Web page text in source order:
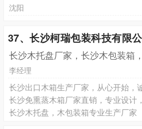
沈阳
37、长沙柯瑞包装科技有限
长沙木托盘厂家，长沙木包装箱
李经理
长沙出口木箱生产厂家，从心开始，
长沙免熏蒸木箱厂家直销，专业设计
长沙木托盘，木包装箱专业生产厂家